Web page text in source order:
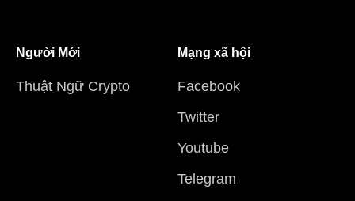
Người Mới
Thuật Ngữ Crypto
Mạng xã hội
Facebook
Twitter
Youtube
Telegram